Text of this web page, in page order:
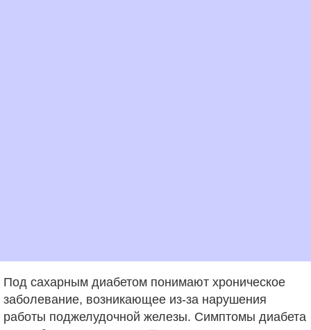
Под сахарным диабетом понимают хроническое
заболевание, возникающее из-за нарушения
работы поджелудочной железы. Симптомы диабета